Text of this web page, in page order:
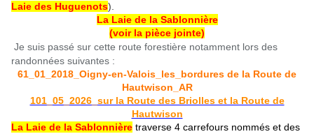
Laie des Huguenots).
La Laie de la Sablonnière
(voir la pièce jointe)
Je suis passé sur cette route forestière notamment lors des
randonnées suivantes :
61_01_2018_Oigny-en-Valois_les_bordures de la Route de
Hautwison_AR
101_05_2026_sur la Route des Briolles et la Route de
Hautwison
La Laie de la Sablonnière traverse 4 carrefours nommés et des